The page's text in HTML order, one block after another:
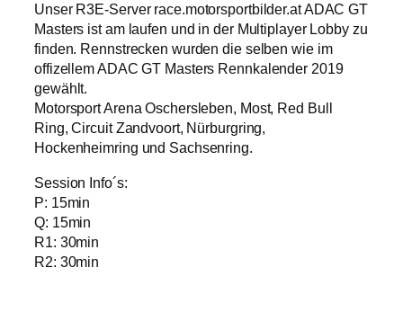
Unser R3E-Server race.motorsportbilder.at ADAC GT
Masters ist am laufen und in der Multiplayer Lobby zu
finden. Rennstrecken wurden die selben wie im
offizellem ADAC GT Masters Rennkalender 2019
gewählt.
Motorsport Arena Oschersleben, Most, Red Bull
Ring, Circuit Zandvoort, Nürburgring,
Hockenheimring und Sachsenring.
Session Info´s:
P: 15min
Q: 15min
R1: 30min
R2: 30min